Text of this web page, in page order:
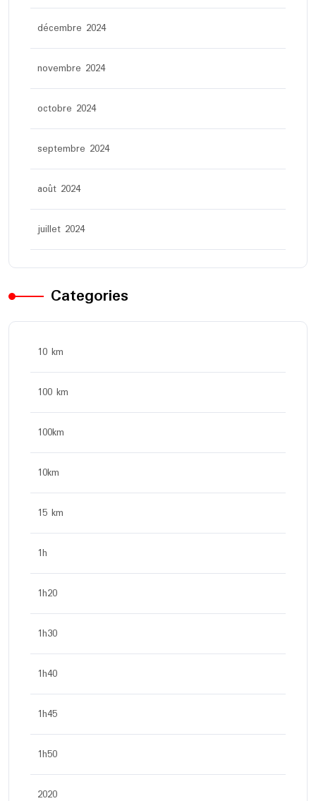
décembre 2024
novembre 2024
octobre 2024
septembre 2024
août 2024
juillet 2024
Categories
10 km
100 km
100km
10km
15 km
1h
1h20
1h30
1h40
1h45
1h50
2020